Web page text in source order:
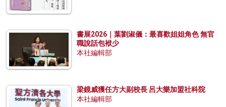
書展2026｜葉劉淑儀：最喜歡姐姐角色 無官
職說話包袱少
本社編輯部
梁鏡威獲任方大副校長 呂大樂加盟社科院
本社編輯部